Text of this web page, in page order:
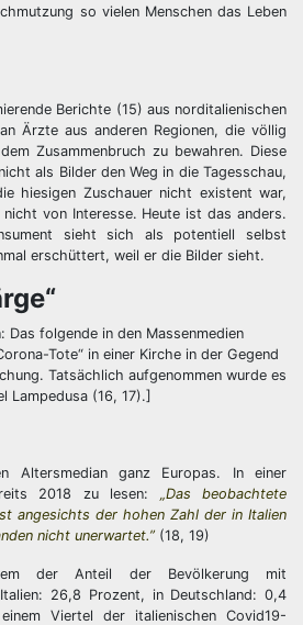
so vielen Menschen das Leben
Berichte (15) aus norditalienischen
Ärzte aus anderen Regionen, die völlig
Zusammenbruch zu bewahren. Diese
als Bilder den Weg in die Tagesschau,
hiesigen Zuschauer nicht existent war,
von Interesse. Heute ist das anders.
sieht sich als potentiell selbst
erschüttert, weil er die Bilder sieht.
Das folgende in den Massenmedien
Tote“ in einer Kirche in der Gegend
Tatsächlich aufgenommen wurde es
Lampedusa (16, 17).]
Altersmedian ganz Europas. In einer
2018 zu lesen: „Das beobachtete
angesichts der hohen Zahl der in Italien
nicht unerwartet.” (18, 19)
der Anteil der Bevölkerung mit
26,8 Prozent, in Deutschland: 0,4
Viertel der italienischen Covid19-